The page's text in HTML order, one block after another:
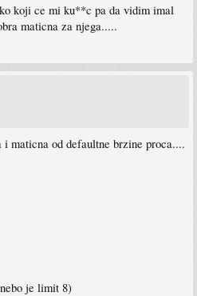
koji ce mi ku**c pa da vidim imal
maticna za njega.....
maticna od defaultne brzine proca....
je limit 8)